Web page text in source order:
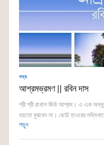
গদ্য
আশ্রমভ্রমণ || রবিন দাস
শ্রী শ্রী রাখাল জিউ আশ্রম। এ এক
হয়তো বুঝবেন না। ছোট্ট হাওরের
পড়ুন